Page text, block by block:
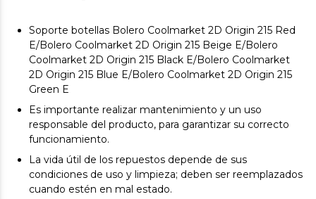
Soporte botellas Bolero Coolmarket 2D Origin 215 Red
E/Bolero Coolmarket 2D Origin 215 Beige E/Bolero
Coolmarket 2D Origin 215 Black E/Bolero Coolmarket
2D Origin 215 Blue E/Bolero Coolmarket 2D Origin 215
Green E
Es importante realizar mantenimiento y un uso
responsable del producto, para garantizar su correcto
funcionamiento.
La vida útil de los repuestos depende de sus
condiciones de uso y limpieza; deben ser reemplazados
cuando estén en mal estado.